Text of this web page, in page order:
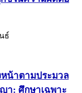
ธ์
น้าตามประมวล
า: ศึกษาเฉพาะ